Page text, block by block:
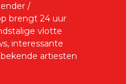
/
brengt 24 uur
vlotte
interessante
artiesten